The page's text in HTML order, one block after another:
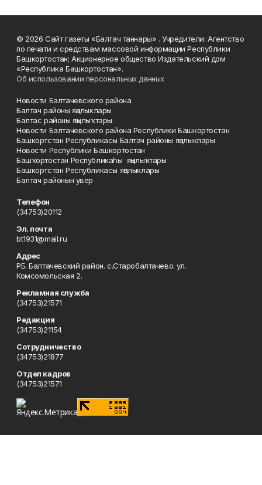
© 2026 Сайт газеты «Балтач таннары» . Учредители: Агентство
по печати и средствам массовой информации Республики
Башкортостан; Акционерное общество Издательский дом
«Республика Башкортостан».
Об использовании персональных данных
Новости Балтачевского района
Балтач районы яңалыклары
Балтас районы яңылыҡтары
Новости Балтачевского района Республики Башкортостан
Башкортстан Республикасы Балтач районы яңалыклары
Новости Республики Башкортостан
Башҡортостан Республикаһы яңылыҡтары
Башкортстан Республикасы яңалыклары
Балтач районын увер
Телефон
(34753)20112
Эл. почта
bt1931@mail.ru
Адрес
РБ. Балтачевский район. с.Старобалтачево. ул.
Комсомольская 2.
Рекламная служба
(34753)21571
Редакция
(34753)21154
Сотрудничество
(34753)21877
Отдел кадров
(34753)21571